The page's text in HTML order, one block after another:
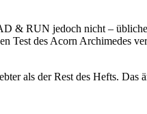
& RUN jedoch nicht –
Test des Acorn Archimedes
als der Rest des Hefts. Das